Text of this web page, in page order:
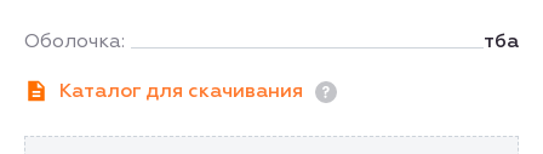
Оболочка: тба
Каталог для скачивания